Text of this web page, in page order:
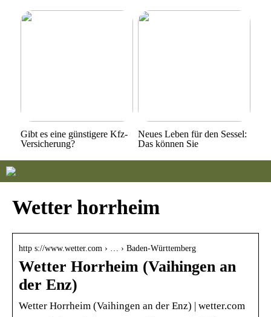
Gibt es eine günstigere Kfz-
Versicherung?
Neues Leben für den Sessel:
Das können Sie
Wetter horrheim
http s://www.wetter.com › … › Baden-Württemberg
Wetter Horrheim (Vaihingen an
der Enz)
Wetter Horrheim (Vaihingen an der Enz) | wetter.com